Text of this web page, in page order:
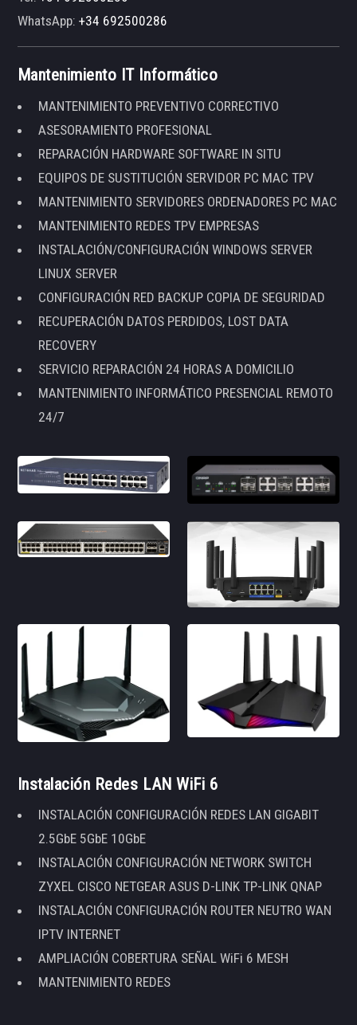
WhatsApp:+34 692500286
Mantenimiento IT Informático
MANTENIMIENTO PREVENTIVO CORRECTIVO
ASESORAMIENTO PROFESIONAL
REPARACIÓN HARDWARE SOFTWARE IN SITU
EQUIPOS DE SUSTITUCIÓN SERVIDOR PC MAC TPV
MANTENIMIENTO SERVIDORES ORDENADORES PC MAC
MANTENIMIENTO REDES TPV EMPRESAS
INSTALACIÓN/CONFIGURACIÓN WINDOWS SERVER
LINUX SERVER
CONFIGURACIÓN RED BACKUP COPIA DE SEGURIDAD
RECUPERACIÓN DATOS PERDIDOS, LOST DATA
RECOVERY
SERVICIO REPARACIÓN 24 HORAS A DOMICILIO
MANTENIMIENTO INFORMÁTICO PRESENCIAL REMOTO
24/7
Instalación Redes LAN WiFi 6
INSTALACIÓN CONFIGURACIÓN REDES LAN GIGABIT
2.5GbE 5GbE 10GbE
INSTALACIÓN CONFIGURACIÓN NETWORK SWITCH
ZYXEL CISCO NETGEAR ASUS D-LINK TP-LINK QNAP
INSTALACIÓN CONFIGURACIÓN ROUTER NEUTRO WAN
IPTV INTERNET
AMPLIACIÓN COBERTURA SEÑAL WiFi 6 MESH
MANTENIMIENTO REDES